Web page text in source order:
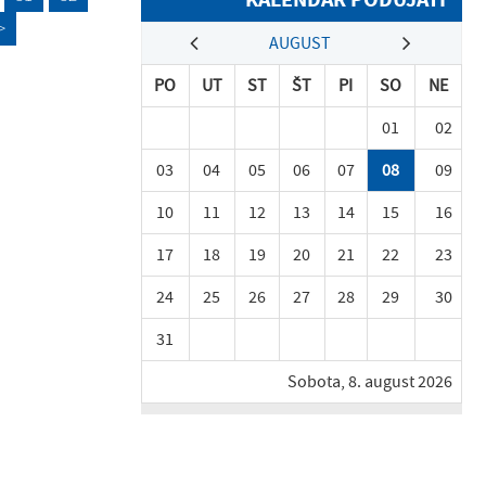
AUGUST
PO
UT ST ŠT PI SO
NE
01
02
03
04 05 06 07 08
09
10
11 12 13 14 15
16
17
18 19 20 21 22
23
24
25 26 27 28 29
30
31
Sobota, 8. august 2026